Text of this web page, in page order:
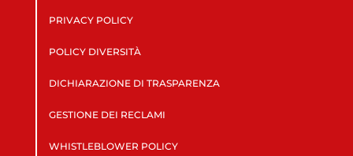
PRIVACY POLICY
POLICY DIVERSITÀ
DICHIARAZIONE DI TRASPARENZA
GESTIONE DEI RECLAMI
WHISTLEBLOWER POLICY